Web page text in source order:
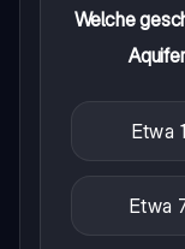
Welche
Etwa
Etwa